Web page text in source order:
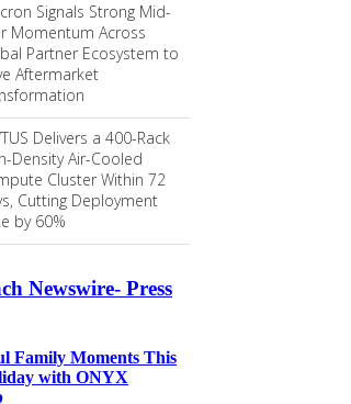
Signals Strong Mid-
Momentum Across
Partner Ecosystem to
Aftermarket
Delivers a 400-Rack
Density Air-Cooled
Cluster Within 72
Cutting Deployment
by 60%